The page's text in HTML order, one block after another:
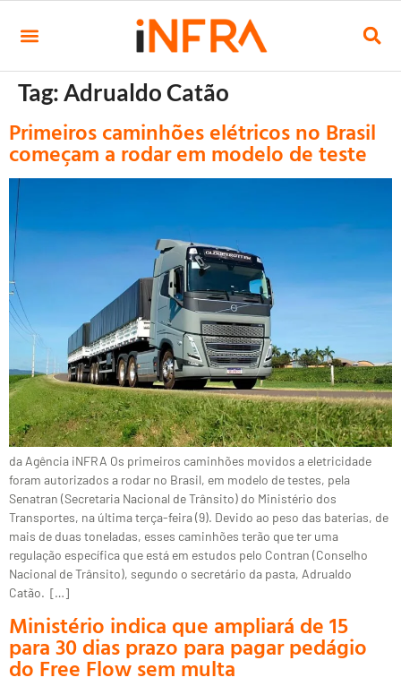
Tag:Adrualdo Catão
Primeiros caminhões elétricos no Brasil
começam a rodar em modelo de teste
da Agência iNFRA Os primeiros caminhões movidos a eletricidade
foram autorizados a rodar no Brasil, em modelo de testes, pela
Senatran (Secretaria Nacional de Trânsito) do Ministério dos
Transportes, na última terça-feira (9). Devido ao peso das baterias, de
mais de duas toneladas, esses caminhões terão que ter uma
regulação específica que está em estudos pelo Contran (Conselho
Nacional de Trânsito), segundo o secretário da pasta, Adrualdo
Catão. […]
Ministério indica que ampliará de 15
para 30 dias prazo para pagar pedágio
do Free Flow sem multa